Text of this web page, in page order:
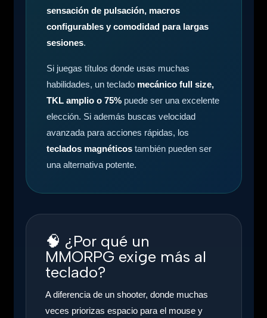
sensación de pulsación, macros
configurables y comodidad para largas
sesiones.
Si juegas títulos donde usas muchas
habilidades, un teclado mecánico full size,
TKL amplio o 75%puede ser una excelente
elección. Si además buscas velocidad
avanzada para acciones rápidas, los
teclados magnéticostambién pueden ser
una alternativa potente.
🧠 ¿Por qué un
MMORPG exige más al
teclado?
A diferencia de un shooter, donde muchas
veces priorizas espacio para el mouse y